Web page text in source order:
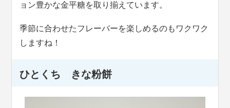
ョン豊かな金平糖を取り揃えています。
季節に合わせたフレーバーを楽しめるのもワクワク
しますね！
ひとくち きな粉餅